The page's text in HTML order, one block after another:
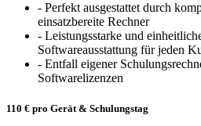
- Perfekt ausgestattet durch
einsatzbereite Rechner
- Leistungsstarke und
Softwareausstattung für jeden
- Entfall eigener
Softwarelizenzen
110 € pro Gerät & Schulungstag